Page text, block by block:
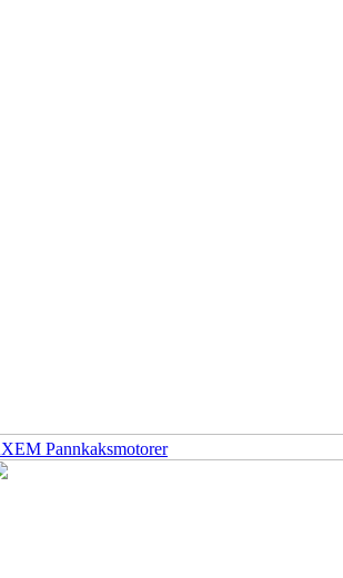
Pannkaksmotorer